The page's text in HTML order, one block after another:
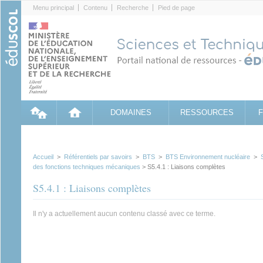
Menu principal Contenu Recherche Pied de page
DOMAINES RESSOURCES
Accueil > Référentiels par savoirs > BTS > BTS Environnement nucléaire >
des fonctions techniques mécaniques > S5.4.1 : Liaisons complètes
S5.4.1 : Liaisons complètes
Il n'y a actuellement aucun contenu classé avec ce terme.